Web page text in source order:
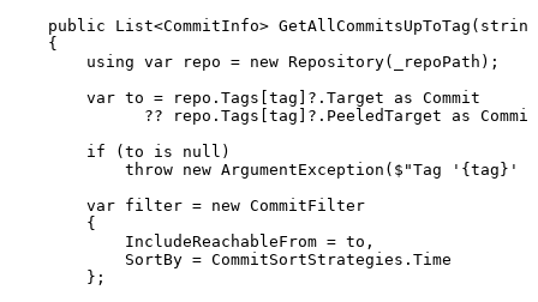
    public
List<CommitInfo> GetAllCommitsUpToTag ( string
    {
        using
var repo = new Repository(_repoPath);
        var
to = repo . Tags [tag] ? . Target as Commit
              ??
repo . Tags [tag] ? . PeeledTarget as Commit
        if
(to is null )
            throw
new ArgumentException ( $"Tag ' { tag } '
        var
filter = new CommitFilter
        {
            IncludeReachableFrom
= to ,
            SortBy
= CommitSortStrategies . Time
        };